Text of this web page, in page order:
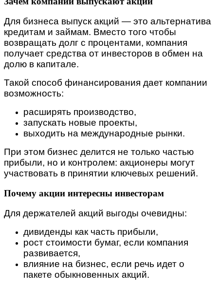
Для бизнеса выпуск акций — это альтернатива
кредитам и займам. Вместо того чтобы
возвращать долг с процентами, компания
получает средства от инвесторов в обмен на
долю в капитале.
Такой способ финансирования дает компании
возможность:
расширять производство,
запускать новые проекты,
выходить на международные рынки.
При этом бизнес делится не только частью
прибыли, но и контролем: акционеры могут
участвовать в принятии ключевых решений.
Почему акции интересны инвесторам
Для держателей акций выгоды очевидны:
дивиденды как часть прибыли,
рост стоимости бумаг, если компания
развивается,
влияние на бизнес, если речь идет о
пакете обыкновенных акций.